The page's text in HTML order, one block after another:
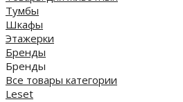
Тумбы
Шкафы
Этажерки
Бренды
Бренды
Все товары категории
Leset